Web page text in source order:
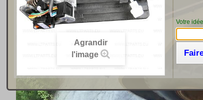
Agrandir
l'image
Votre